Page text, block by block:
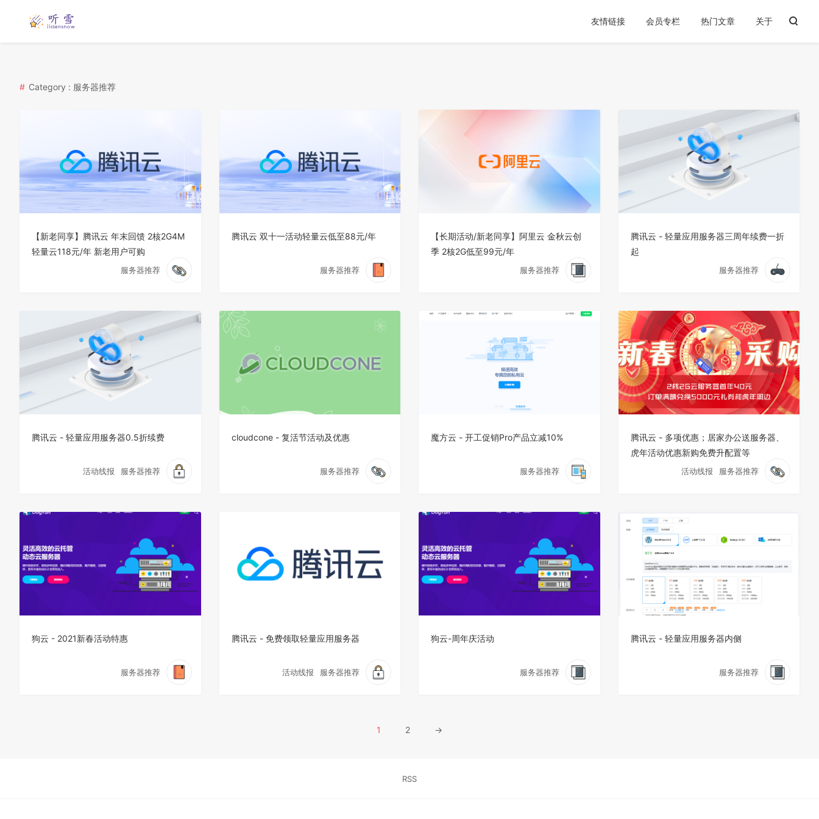
友情链接 会员专栏 热门文章 关于
Category : 服务器推荐
【新老同享】腾讯云 年末回馈 2核2G4M
轻量云118元/年 新老用户可购
服务器推荐
腾讯云 双十一活动轻量云低至88元/年
服务器推荐
【长期活动/新老同享】阿里云 金秋云创
季 2核2G低至99元/年
服务器推荐
腾讯云 - 轻量应用服务器三周年续费一折
起
服务器推荐
腾讯云 - 轻量应用服务器0.5折续费
服务器推荐
活动线报
cloudcone - 复活节活动及优惠
服务器推荐
魔方云 - 开工促销Pro产品立减10%
服务器推荐
腾讯云 - 多项优惠；居家办公送服务器、
虎年活动优惠新购免费升配置等
服务器推荐
活动线报
狗云 - 2021新春活动特惠
服务器推荐
腾讯云 - 免费领取轻量应用服务器
服务器推荐
活动线报
狗云-周年庆活动
服务器推荐
腾讯云 - 轻量应用服务器内侧
服务器推荐
1 2 →
RSS